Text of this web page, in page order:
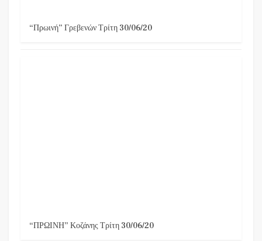
“Πρωινή” Γρεβενών Τρίτη 30/06/20
“ΠΡΩΙΝΗ” Κοζάνης Τρίτη 30/06/20